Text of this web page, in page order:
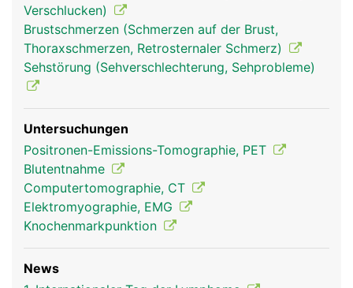
Verschlucken)
Brustschmerzen (Schmerzen auf der Brust,
Thoraxschmerzen, Retrosternaler Schmerz)
Sehstörung (Sehverschlechterung, Sehprobleme)
Untersuchungen
Positronen-Emissions-Tomographie, PET
Blutentnahme
Computertomographie, CT
Elektromyographie, EMG
Knochenmarkpunktion
News